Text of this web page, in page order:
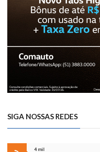
SIGA NOSSAS REDES
4 mil